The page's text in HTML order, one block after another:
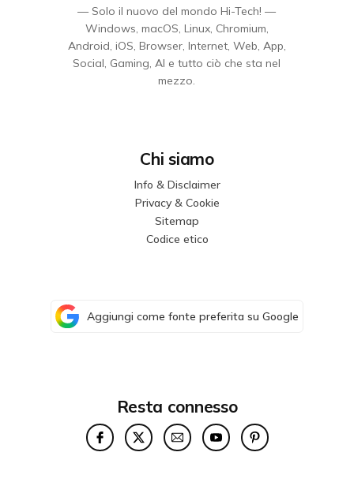
— Solo il nuovo del mondo Hi-Tech! —
Windows, macOS, Linux, Chromium,
Android, iOS, Browser, Internet, Web, App,
Social, Gaming, AI e tutto ciò che sta nel
mezzo.
Chi siamo
Info & Disclaimer
Privacy & Cookie
Sitemap
Codice etico
Aggiungi come fonte preferita su Google
Resta connesso